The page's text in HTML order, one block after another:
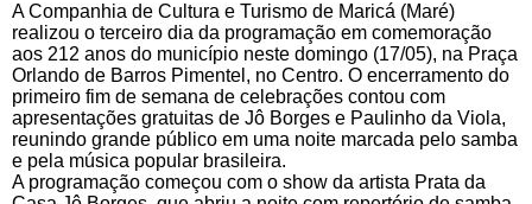
A Companhia de Cultura e Turismo de Maricá (Maré)
realizou o terceiro dia da programação em comemoração
aos 212 anos do município neste domingo (17/05), na Praça
Orlando de Barros Pimentel, no Centro. O encerramento do
primeiro fim de semana de celebrações contou com
apresentações gratuitas de Jô Borges e Paulinho da Viola,
reunindo grande público em uma noite marcada pelo samba
e pela música popular brasileira.
A programação começou com o show da artista Prata da